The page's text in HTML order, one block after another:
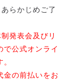
らかじめご了
発表会及びリ
で公式オンライ
の前払いをお